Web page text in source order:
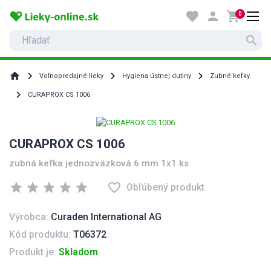
search
favorite person shopping_cart0
home Voľnopredajné lieky Hygiena ústnej dutiny Zubné kefky
CURAPROX CS 1006
CURAPROX CS 1006
zubná kefka jednozväzková 6 mm 1x1 ks
star star star star star favorite_border Obľúbený produkt
Výrobca: Curaden International AG
Kód produktu: T06372
Produkt je: Skladom